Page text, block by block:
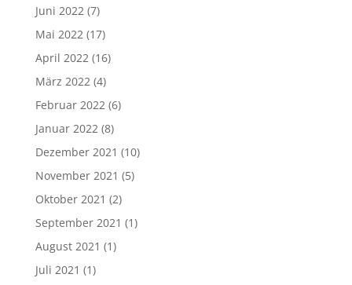
Juni 2022(7)
Mai 2022(17)
April 2022(16)
März 2022(4)
Februar 2022(6)
Januar 2022(8)
Dezember 2021 (10)
November 2021 (5)
Oktober 2021 (2)
September 2021 (1)
August 2021 (1)
Juli 2021 (1)